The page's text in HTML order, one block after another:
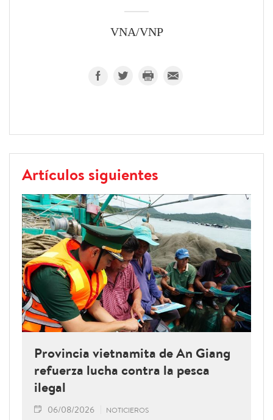
VNA/VNP
Artículos siguientes
Provincia vietnamita de An Giang
refuerza lucha contra la pesca
ilegal
06/08/2026 NOTICIEROS